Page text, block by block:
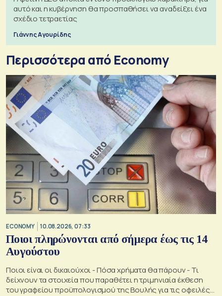
αυτό και η κυβέρνηση θα προσπαθήσει να αναδείξει ένα
σχέδιο τετραετίας
Γιάννης Αγουρίδης
Περισσότερα από Economy
ECONOMY 10.08.2026, 07:33
Ποιοι πληρώνονται από σήμερα έως τις 14
Αυγούστου
Ποιοι είναι οι δικαιούχοι - Πόσα χρήματα θα πάρουν - Τι
δείχνουν τα στοιχεία που παραθέτει η τριμηνιαία έκθεση
του γραφείου προϋπολογισμού της Βουλής για τις οφειλές